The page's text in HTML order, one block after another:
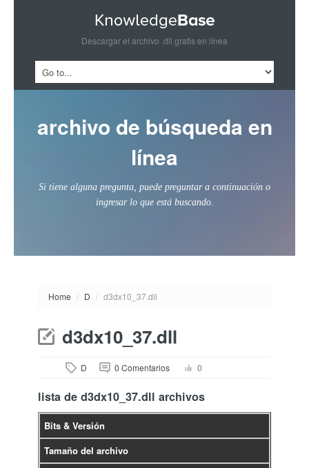
Descargar el archivo .dll gratis en línea
archivo de búsqueda en
línea
Si tiene alguna pregunta, puede preguntar a continuación o
ingresar lo que está buscando.
Home / D / d3dx10_37.dll
d3dx10_37.dll
D 0 Comentarios 0
lista de d3dx10_37.dll archivos
Bits & Versión
Tamaño del archivo